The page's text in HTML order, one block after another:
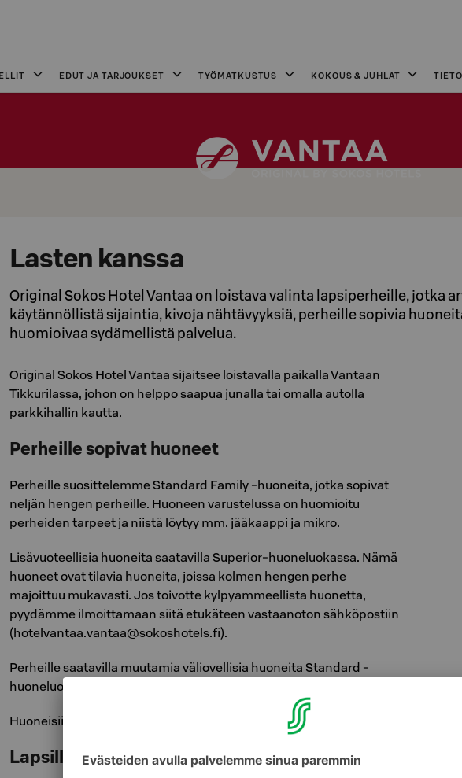
EDUT JA TARJOUKSET TYÖMATKUSTUS KOKOUS & JUHLAT
Lasten kanssa
Original Sokos Hotel Vantaa on loistava valinta lapsiperheille, jotka
käytännöllistä sijaintia, kivoja nähtävyyksiä, perheille sopivia
huomioivaa sydämellistä palvelua.
Original Sokos Hotel Vantaa sijaitsee loistavalla paikalla Vantaan
Tikkurilassa, johon on helppo saapua junalla tai omalla autolla
parkkihallin kautta.
Perheille sopivat huoneet
Perheille suosittelemme Standard Family -huoneita, jotka sopivat
neljän hengen perheille. Huoneen varustelussa on huomioitu
perheiden tarpeet ja niistä löytyy mm. jääkaappi ja mikro.
Lisävuoteellisia huoneita saatavilla Superior-huoneluokassa. Nämä
huoneet ovat tilavia huoneita, joissa kolmen hengen perhe
majoittuu mukavasti. Jos toivotte kylpyammeellista huonetta,
pyydämme ilmoittamaan siitä etukäteen vastaanoton sähköpostiin
(hotelvantaa.vantaa@sokoshotels.fi).
Perheille saatavilla muutamia väliovellisia huoneita Standard -
huoneluokassa. Kysy lisää myyntipalvelusta.
Huoneisiin on mahdollista saada pinnasänky etukäteen varattuna.
Lapsille oma huone?